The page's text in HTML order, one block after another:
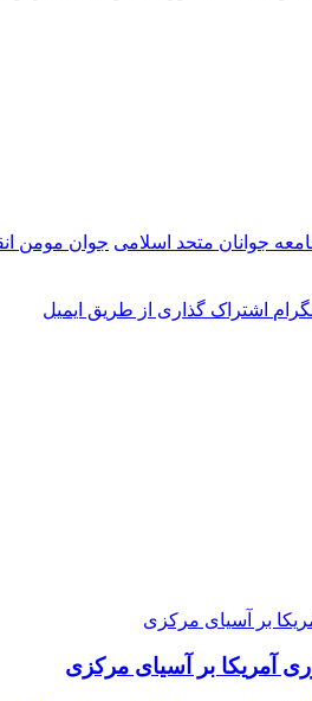
جوانان متحد اسلامی جوان مومن
اشتراک گذاری از طریق ایمیل
بر آسیای مرکزی
آمریکا بر آسیای مرکزی